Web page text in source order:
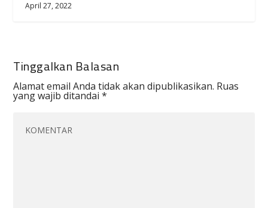
April 27, 2022
Tinggalkan Balasan
Alamat email Anda tidak akan dipublikasikan. Ruas
yang wajib ditandai*